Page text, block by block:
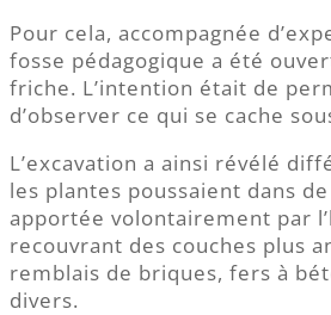
Pour cela, accompagnée
fosse pédagogique a été
friche. L’intention était de
d’observer ce qui se cache
L’excavation a ainsi révélé
les plantes poussaient dans
apportée volontairement par
recouvrant des couches plus
remblais de briques, fers à
divers.